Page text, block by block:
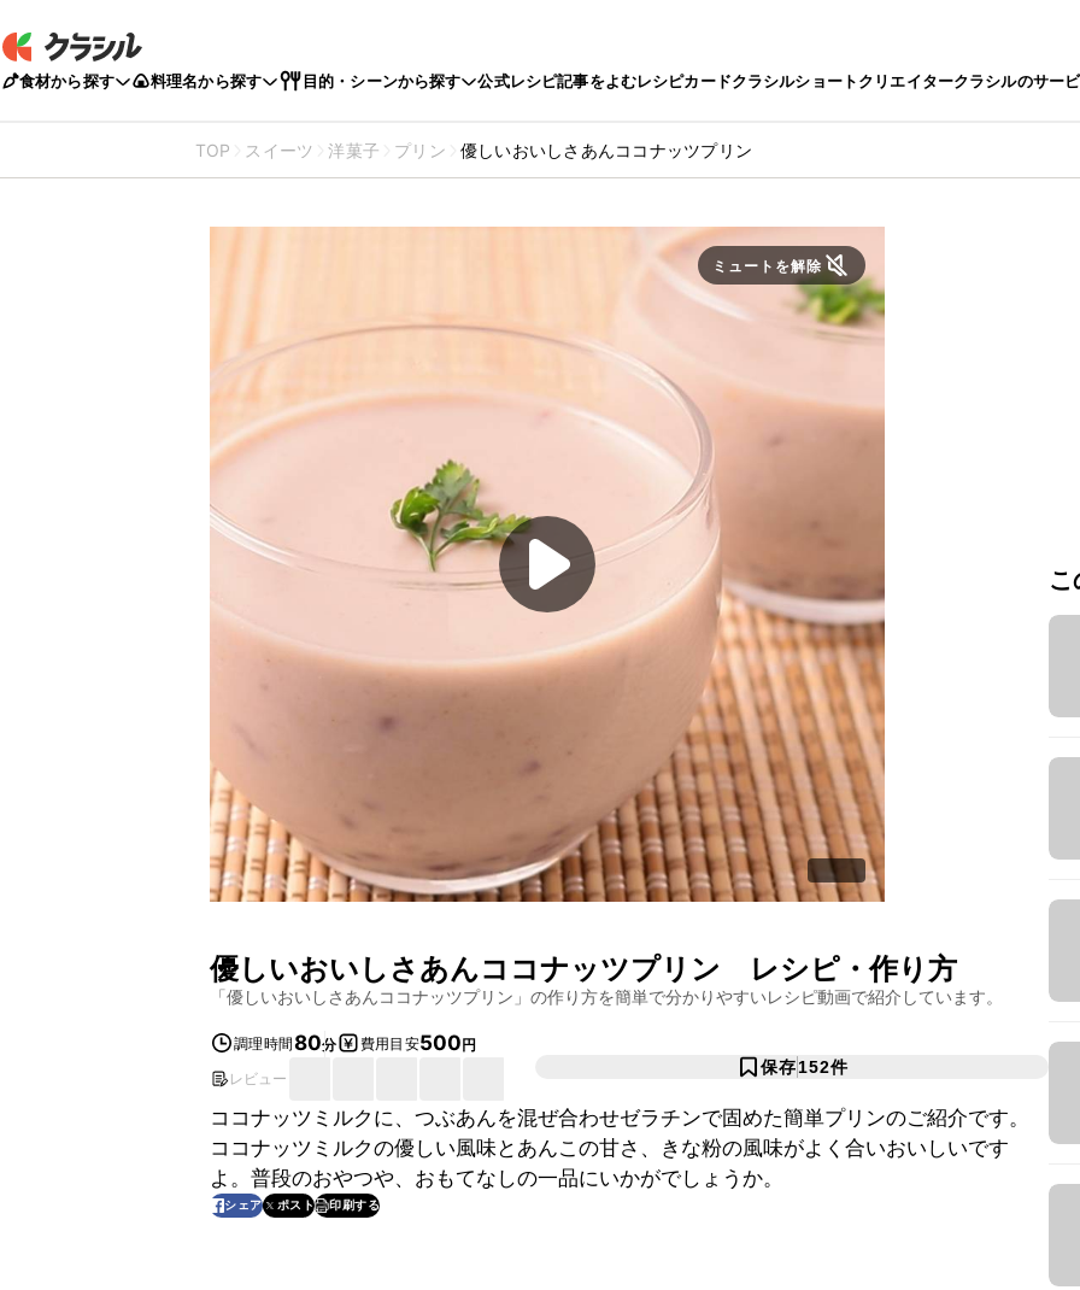
食材から探す 料理名から探す 目的・シーンから探す 公式レシピ記事をよむレシピカードクラシルショートクリエイタークラシルのサー
TOP スイーツ 洋菓子 プリン 優しいおいしさあんココナッツプリン
ミュートを解除
優しいおいしさあんココナッツプリン レシピ・作り方
「優しいおいしさあんココナッツプリン 」の作り方を簡単で分かりやすいレシピ動画で紹介しています。
調理時間80分 費用目安500円
レビュー
保存152件
ココナッツミルクに、つぶあんを混ぜ合わせゼラチンで固めた簡単プリンのご紹介です。
ココナッツミルクの優しい風味とあんこの甘さ、きな粉の風味がよく合いおいしいです
よ。普段のおやつや、おもてなしの一品にいかがでしょうか。
シェア ポスト 印刷する